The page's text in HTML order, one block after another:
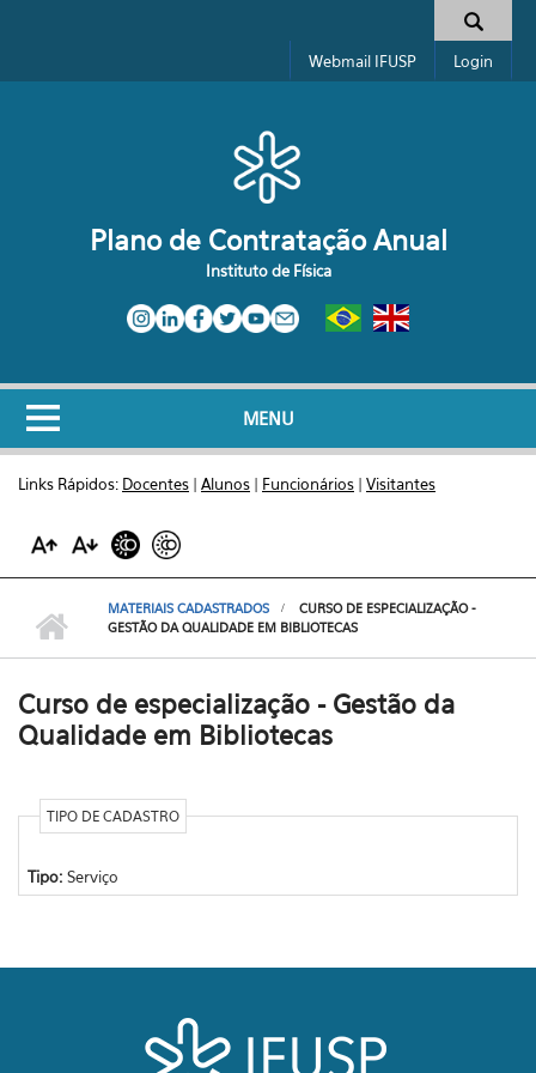
Formulário de busca
Webmail IFUSP Login
Plano de Contratação Anual
Instituto de Física
MENU
Links Rápidos: Docentes | Alunos | Funcionários | Visitantes
MATERIAIS CADASTRADOS
CURSO DE ESPECIALIZAÇÃO -
GESTÃO DA QUALIDADE EM BIBLIOTECAS
Curso de especialização - Gestão da
Qualidade em Bibliotecas
TIPO DE CADASTRO
Tipo: Serviço